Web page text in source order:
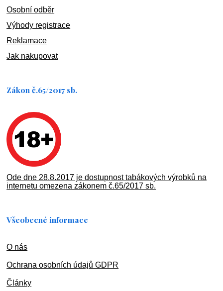
Osobní odběr
Výhody registrace
Reklamace
Jak nakupovat
Zákon č.65/2017 sb.
Ode dne 28.8.2017 je dostupnost tabákových výrobků na
internetu omezena zákonem č.65/2017 sb.
Všeobecné informace
O nás
Ochrana osobních údajů GDPR
Články